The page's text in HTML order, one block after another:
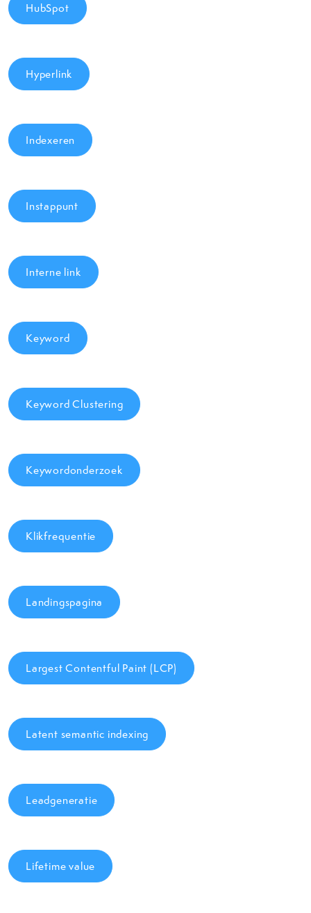
HubSpot
Hyperlink
Indexeren
Instappunt
Interne link
Keyword
Keyword Clustering
Keywordonderzoek
Klikfrequentie
Landingspagina
Largest Contentful Paint (LCP)
Latent semantic indexing
Leadgeneratie
Lifetime value